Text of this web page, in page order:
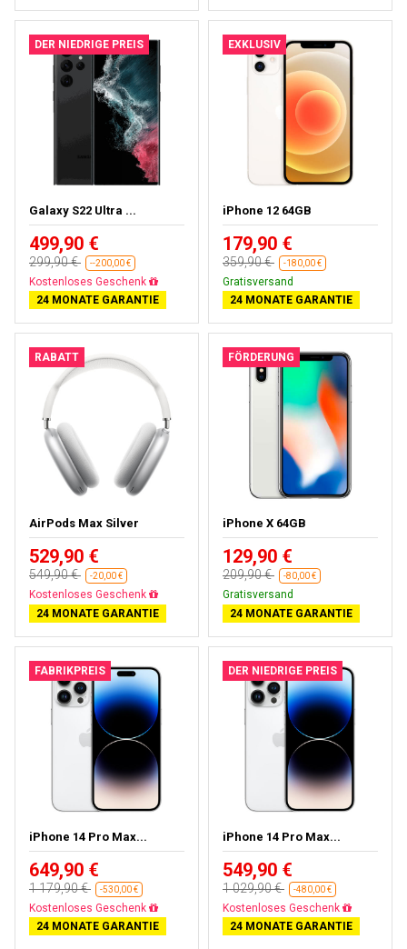
DER NIEDRIGE PREIS
Galaxy S22 Ultra ...
499,90 €
299,90 € --200,00 €
Fast ausverkauft
24 MONATE GARANTIE
EXKLUSIV
iPhone 12 64GB
179,90 €
359,90 € -180,00 €
Gratisversand
24 MONATE GARANTIE
RABATT
AirPods Max Silver
529,90 €
549,90 € -20,00 €
Fast ausverkauft
24 MONATE GARANTIE
FÖRDERUNG
iPhone X 64GB
129,90 €
209,90 € -80,00 €
Gratisversand
24 MONATE GARANTIE
FABRIKPREIS
iPhone 14 Pro Max...
649,90 €
1 179,90 € -530,00 €
Gratisversand
24 MONATE GARANTIE
DER NIEDRIGE PREIS
iPhone 14 Pro Max...
549,90 €
1 029,90 € -480,00 €
Gratisversand
24 MONATE GARANTIE